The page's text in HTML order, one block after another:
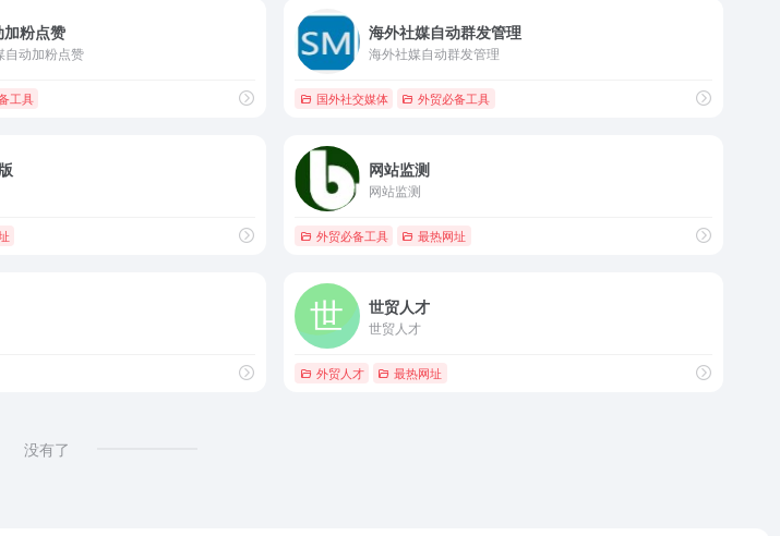
粉点赞
自动加粉点赞
工具
海外社媒自动群发管理
海外社媒自动群发管理
国外社交媒体 外贸必备工具
网站监测
网站监测
外贸必备工具 最热网址
世贸人才
世贸人才
外贸人才 最热网址
没有了